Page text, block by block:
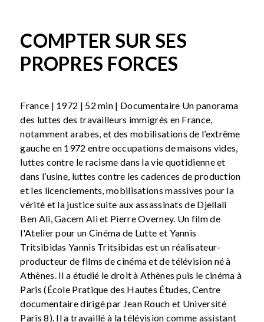
COMPTER SUR SES
PROPRES FORCES
France | 1972 | 52 min | Documentaire Un panorama
des luttes des travailleurs immigrés en France,
notamment arabes, et des mobilisations de l’extrême
gauche en 1972 entre occupations de maisons vides,
luttes contre le racisme dans la vie quotidienne et
dans l’usine, luttes contre les cadences de production
et les licenciements, mobilisations massives pour la
vérité et la justice suite aux assassinats de Djellali
Ben Ali, Gacem Ali et Pierre Overney. Un film de
l'Atelier pour un Cinéma de Lutte et Yannis
Tritsibidas Yannis Tritsibidas est un réalisateur-
producteur de films de cinéma et de télévision né à
Athènes. Il a étudié le droit à Athènes puis le cinéma à
Paris (École Pratique des Hautes Études, Centre
documentaire dirigé par Jean Rouch et Université
Paris 8). Il a travaillé à la télévision comme assistant